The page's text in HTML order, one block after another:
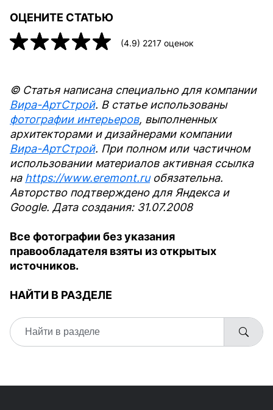
ОЦЕНИТЕ СТАТЬЮ
(4.9) 2217 оценок
© Статья написана специально для компании
Вира-АртСтрой. В статье использованы
фотографии интерьеров, выполненных
архитекторами и дизайнерами компании
Вира-АртСтрой. При полном или частичном
использовании материалов активная ссылка
на https://www.eremont.ruобязательна.
Авторство подтверждено для Яндекса и
Google. Дата создания: 31.07.2008
Все фотографии без указания
правообладателя взяты из открытых
источников.
НАЙТИ В РАЗДЕЛЕ